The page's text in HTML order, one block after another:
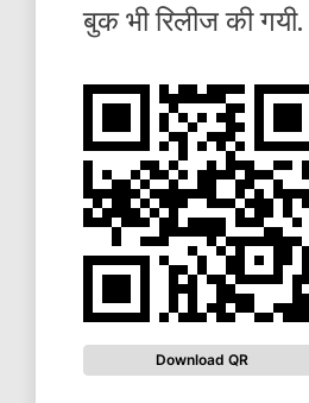
बुक भी रिलीज की गयी.
Download QR